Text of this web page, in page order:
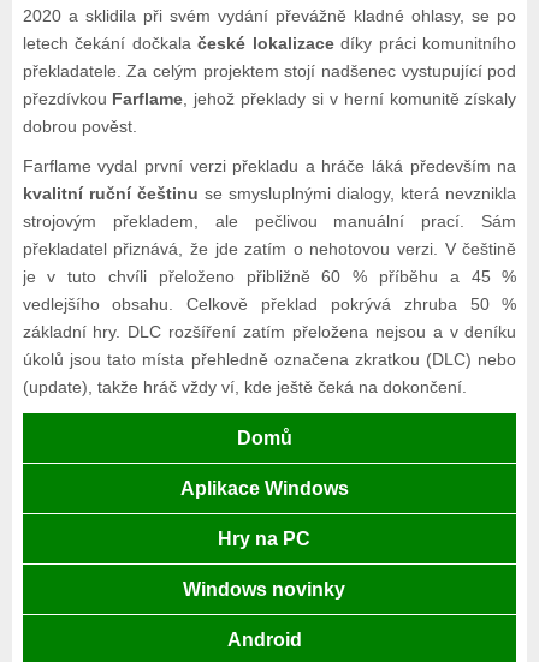
2020 a sklidila při svém vydání převážně kladné ohlasy, se po
letech čekání dočkalačeské lokalizacedíky práci komunitního
překladatele. Za celým projektem stojí nadšenec vystupující pod
přezdívkou Farflame , jehož překlady si v herní komunitě získaly
dobrou pověst.
Farflame vydal první verzi překladu a hráče láká především na
kvalitní ruční češtinu se smysluplnými dialogy, která nevznikla
strojovým překladem, ale pečlivou manuální prací. Sám
překladatel přiznává, že jde zatím o nehotovou verzi. V češtině
je v tuto chvíli přeloženo přibližně 60 % příběhu a 45 %
vedlejšího obsahu. Celkově překlad pokrývá zhruba 50 %
základní hry. DLC rozšíření zatím přeložena nejsou a v deníku
úkolů jsou tato místa přehledně označena zkratkou (DLC) nebo
(update), takže hráč vždy ví, kde ještě čeká na dokončení.
Domů
Aplikace Windows
Hry na PC
Windows novinky
Android